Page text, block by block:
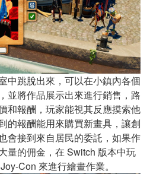
跳脫出來，可以在小鎮內各個
並將作品展示出來進行銷售，路
和報酬，玩家能視其反應摸索他
的報酬能用來購買新畫具，讓創
會接到來自居民的委託，如果作
量的佣金，在 Switch 版本中玩
Con 來進行繪畫作業。